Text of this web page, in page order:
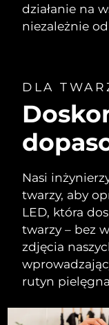
działanie na
niezależnie
DLA
Nasi
twarzy, aby
LED, która
twarzy – bez
zdjęcia
rutyn